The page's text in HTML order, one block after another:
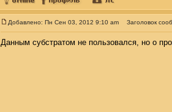
Добавлено: Пн Сен 03, 2012 9:10 am Заголовок
Данным субстратом не пользовался, но о